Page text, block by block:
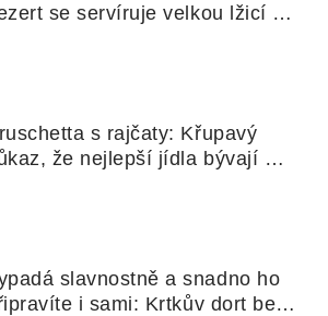
se servíruje velkou lžicí
s rajčaty: Křupavý
že nejlepší jídla bývají
slavnostně a snadno ho
i sami: Krtkův dort bez